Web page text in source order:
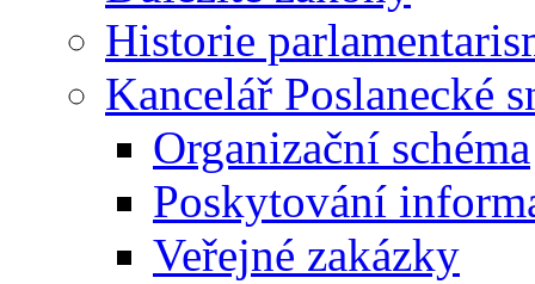
Historie
Kancelář Poslanecké
Organizační schéma
Poskytování
Veřejné zakázky